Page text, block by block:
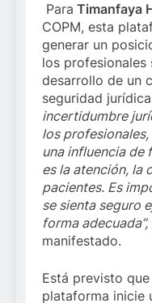
Para Timanfaya
COPM, esta
generar un
los profesionales
desarrollo de un
seguridad
incertidumbre
los
una influencia de
es la atención, la
pacientes. Es
se sienta seguro
forma adecuada”,
Está previsto
plataforma inicie